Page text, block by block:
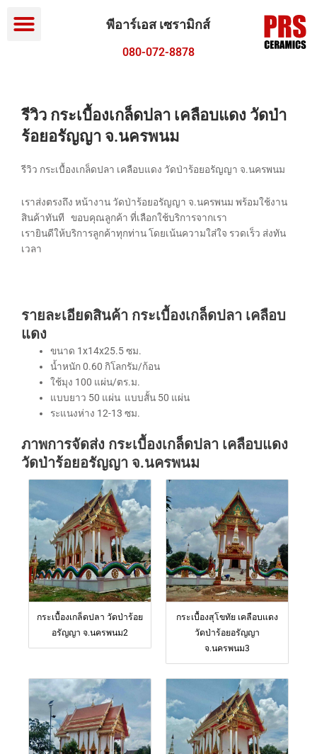
Menu พีอาร์เอส เซรามิกส์
080-072-8878
รีวิว กระเบื้องเกล็ดปลา เคลือบแดง วัดป่า
ร้อยอรัญญา จ.นครพนม
รีวิว กระเบื้องเกล็ดปลา เคลือบแดง วัดป่าร้อยอรัญญา จ.นครพนม
เราส่งตรงถึง หน้างาน วัดป่าร้อยอรัญญา จ.นครพนม พร้อมใช้งาน
สินค้าทันที ขอบคุณลูกค้า ที่เลือกใช้บริการจากเรา
เรายินดีให้บริการลูกค้าทุกท่าน โดยเน้นความใส่ใจ รวดเร็ว ส่งทัน
เวลา
รายละเอียดสินค้า กระเบื้องเกล็ดปลา เคลือบ
แดง
ขนาด 1x14x25.5 ซม.
น้ำหนัก 0.60 กิโลกรัม/ก้อน
ใช้มุง 100 แผ่น/ตร.ม.
แบบยาว 50 แผ่น แบบสั้น 50 แผ่น
ระแนงห่าง 12-13 ซม.
ภาพการจัดส่ง กระเบื้องเกล็ดปลา เคลือบแดง
วัดป่าร้อยอรัญญา จ.นครพนม
กระเบื้องเกล็ดปลา วัดป่าร้อย
อรัญญา จ.นครพนม2
กระเบื้องสุโขทัย เคลือบแดง
วัดป่าร้อยอรัญญา
จ.นครพนม3